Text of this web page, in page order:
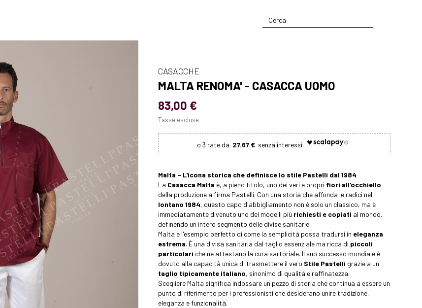
CASACCHE
MALTA RENOMA' - CASACCA UOMO
83,00 €
Tasse escluse
27.67 €
Malta – L'icona storica che definisce lo stile Pastelli dal 1984
La Casacca Malta è, a pieno titolo, uno dei veri e propri fiori all'occhiello
della produzione a firma Pastelli. Con una storia che affonda le radici nel
lontano 1984, questo capo d'abbigliamento non è solo un classico, ma è
immediatamente divenuto uno dei modelli più richiesti e copiati al mondo,
definendo un intero segmento delle divise sanitarie.
Malta è l'esempio perfetto di come la semplicità possa tradursi in eleganza
estrema. È una divisa sanitaria dal taglio essenziale ma ricca di piccoli
particolari che ne attestano la cura sartoriale. Il suo successo mondiale è
dovuto alla capacità unica di trasmettere il vero Stile Pastelli grazie a un
taglio tipicamente italiano, sinonimo di qualità e raffinatezza.
Scegliere Malta significa indossare un pezzo di storia che continua a essere un
punto di riferimento per i professionisti che desiderano unire tradizione,
eleganza e funzionalità.